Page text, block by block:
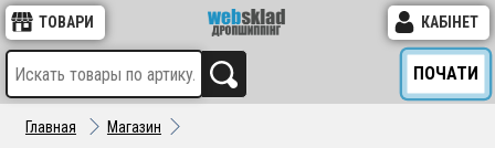
ТОВАРИ КАБІНЕТ
ПОЧАТИ
Главная Магазин